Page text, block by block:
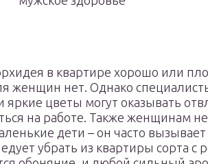
в квартире хорошо или
женщин нет. Однако
цветы могут оказывать
на работе. Также женщинам
дети – он часто
убрать из квартиры сорта с